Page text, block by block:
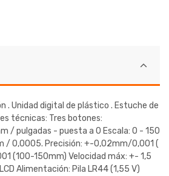
. Unidad digital de plástico . Estuche de
técnicas: Tres botones:
/ pulgadas - puesta a 0 Escala: 0 - 150
/ 0,0005. Precisión: +-0,02mm/0,001 (
(100-150mm) Velocidad máx: +- 1,5
Alimentación: Pila LR44 (1,55 V)